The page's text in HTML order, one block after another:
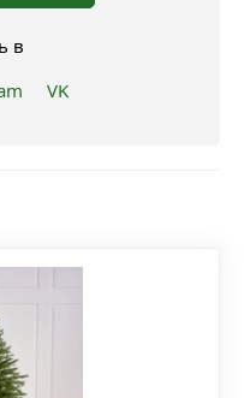
в
VK